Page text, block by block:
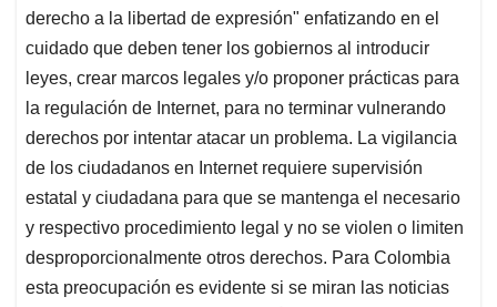
derecho a la libertad de expresión" enfatizando en el
cuidado que deben tener los gobiernos al introducir
leyes, crear marcos legales y/o proponer prácticas para
la regulación de Internet, para no terminar vulnerando
derechos por intentar atacar un problema. La vigilancia
de los ciudadanos en Internet requiere supervisión
estatal y ciudadana para que se mantenga el necesario
y respectivo procedimiento legal y no se violen o limiten
desproporcionalmente otros derechos. Para Colombia
esta preocupación es evidente si se miran las noticias